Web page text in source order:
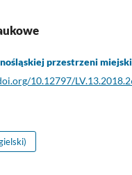
przestrzeni
10.12797/